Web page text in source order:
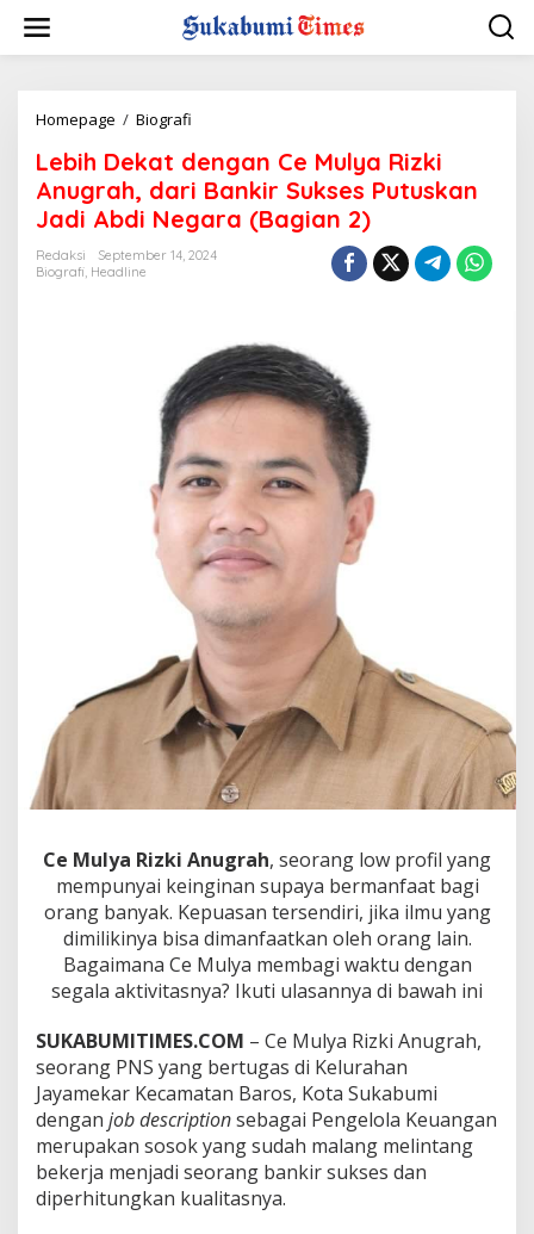
w
Homepage / Biografi
b
i
h
D
e
e
n
g
a
C
e
M
u
l
y
R
i
z
k
i
A
n
r
h
,
d
a
r
B
a
k
i
r
S
u
k
s
e
Lebih Dekat dengan Ce Mulya Rizki
Anugrah, dari Bankir Sukses Putuskan
Jadi Abdi Negara (Bagian 2)
Redaksi
September 14, 2024
Biografi, Headline
Ce Mulya Rizki Anugrah, seorang low profil yang
mempunyai keinginan supaya bermanfaat bagi
orang banyak. Kepuasan tersendiri, jika ilmu yang
dimilikinya bisa dimanfaatkan oleh orang lain.
Bagaimana Ce Mulya membagi waktu dengan
segala aktivitasnya? Ikuti ulasannya di bawah ini
SUKABUMITIMES.COM – Ce Mulya Rizki Anugrah,
seorang PNS yang bertugas di Kelurahan
Jayamekar Kecamatan Baros, Kota Sukabumi
dengan job descriptionsebagai Pengelola Keuangan
merupakan sosok yang sudah malang melintang
bekerja menjadi seorang bankir sukses dan
diperhitungkan kualitasnya.